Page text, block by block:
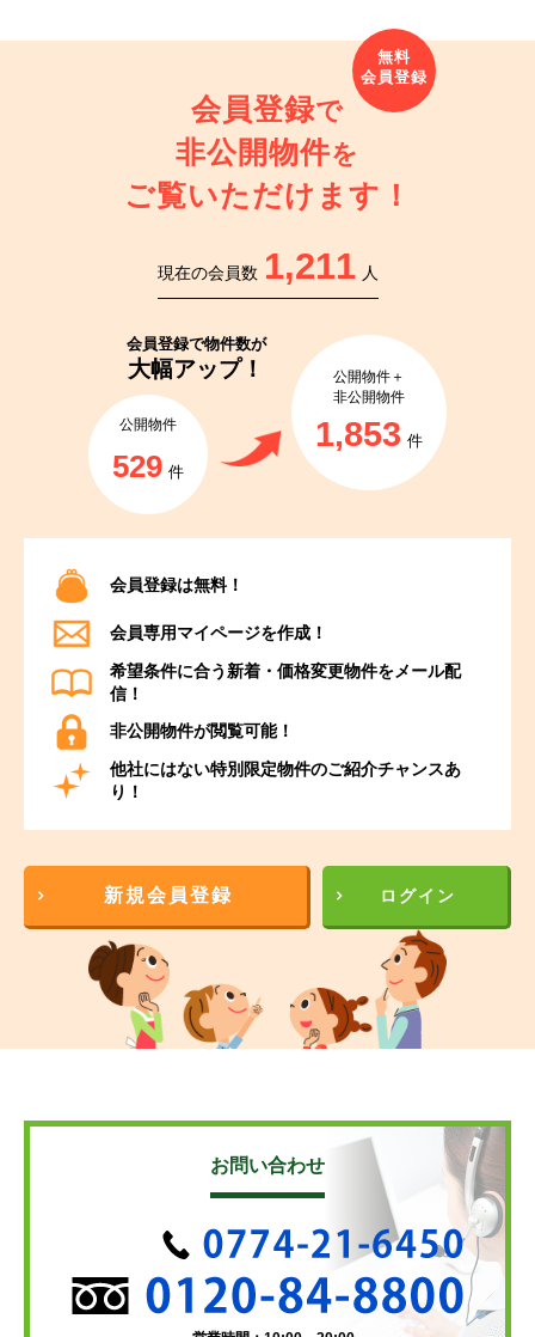
会員登録で
非公開物件を
ご覧いただけます！
現在の会員数 1,211 人
会員登録で物件数が
大幅アップ！
公開物件
529 件
公開物件＋
非公開物件
1,853 件
会員登録は無料！
会員専用マイページを作成！
希望条件に合う新着・価格変更物件をメール配
信！
非公開物件が閲覧可能！
他社にはない特別限定物件のご紹介チャンスあ
り！
新規会員登録 ログイン
お問い合わせ